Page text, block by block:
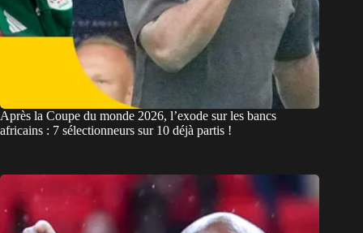
Après la Coupe du monde 2026, l’exode sur les bancs
africains : 7 sélectionneurs sur 10 déjà partis !